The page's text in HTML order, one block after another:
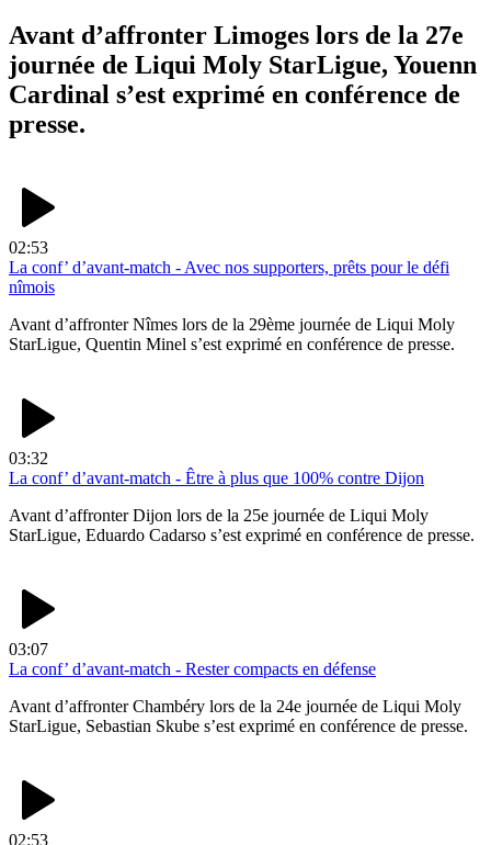
Avant d’affronter Limoges lors de la 27e
journée de Liqui Moly StarLigue, Youenn
Cardinal s’est exprimé en conférence de
presse.
02:53
La conf’ d’avant-match - Avec nos supporters, prêts pour le défi
nîmois
Avant d’affronter Nîmes lors de la 29ème journée de Liqui Moly
StarLigue, Quentin Minel s’est exprimé en conférence de presse.
03:32
La conf’ d’avant-match - Être à plus que 100% contre Dijon
Avant d’affronter Dijon lors de la 25e journée de Liqui Moly
StarLigue, Eduardo Cadarso s’est exprimé en conférence de presse.
03:07
La conf’ d’avant-match - Rester compacts en défense
Avant d’affronter Chambéry lors de la 24e journée de Liqui Moly
StarLigue, Sebastian Skube s’est exprimé en conférence de presse.
02:53